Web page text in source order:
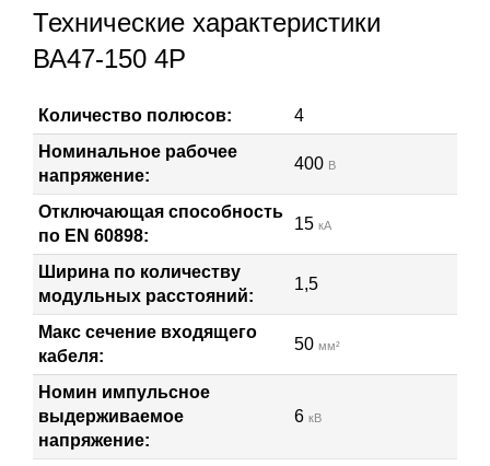
Технические характеристики
ВА47-150 4Р
Количество полюсов:
4
Номинальное рабочее
напряжение:
400 В
Отключающая способность
по EN 60898:
15 кА
Ширина по количеству
модульных расстояний:
1,5
Макс сечение входящего
кабеля:
50 мм²
Номин импульсное
выдерживаемое
напряжение:
6 кВ